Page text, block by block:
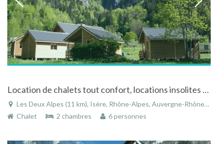
Location de chalets tout confort, locations insolites ou emplacements de camping
Les Deux Alpes (11 km), Isère, Rhône-Alpes, Auvergne-Rhône-Alpes, France
Chalet
2 chambres 6 personnes